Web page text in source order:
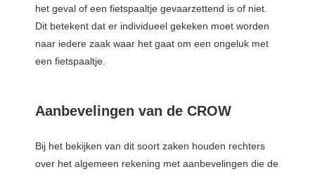
het geval of een fietspaaltje gevaarzettend is of niet.
Dit betekent dat er individueel gekeken moet worden
naar iedere zaak waar het gaat om een ongeluk met
een fietspaaltje.
Aanbevelingen van de CROW
Bij het bekijken van dit soort zaken houden rechters
over het algemeen rekening met aanbevelingen die de